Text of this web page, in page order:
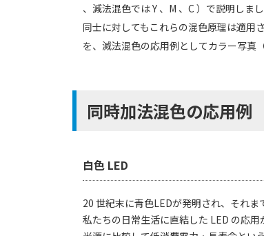
、減法混色では Y 、M 、C ）で説明し
同士に対してもこれらの混色原理は適用
を、減法混色の応用例としてカラー写真
同時加法混色の応用例
白色 LED
20 世紀末に青色LEDが発明され、それま
私たちの日常生活に直結した LED の応